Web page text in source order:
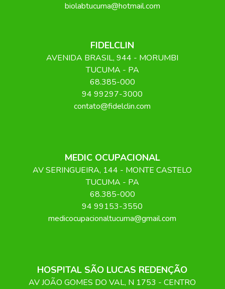
biolabtucuma@hotmail.com
FIDELCLIN
AVENIDA BRASIL, 944 - MORUMBI
TUCUMA - PA
68.385-000
94 99297-3000
contato@fidelclin.com
MEDIC OCUPACIONAL
AV SERINGUEIRA, 144 - MONTE CASTELO
TUCUMA - PA
68.385-000
94 99153-3550
medicocupacionaltucuma@gmail.com
HOSPITAL SÃO LUCAS REDENÇÃO
AV JOÃO GOMES DO VAL, N 1753 - CENTRO